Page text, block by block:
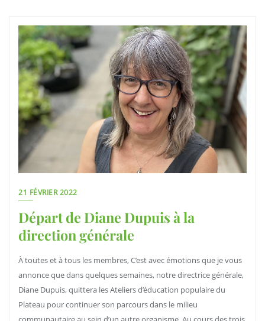
21 FÉVRIER 2022
Départ de Diane Dupuis à la
direction générale
À toutes et à tous les membres, C’est avec émotions que je vous
annonce que dans quelques semaines, notre directrice générale,
Diane Dupuis, quittera les Ateliers d’éducation populaire du
Plateau pour continuer son parcours dans le milieu